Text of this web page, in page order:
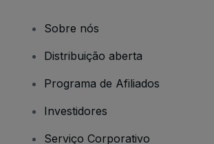
Sobre nós
Distribuição aberta
Programa de Afiliados
Investidores
Serviço Corporativo